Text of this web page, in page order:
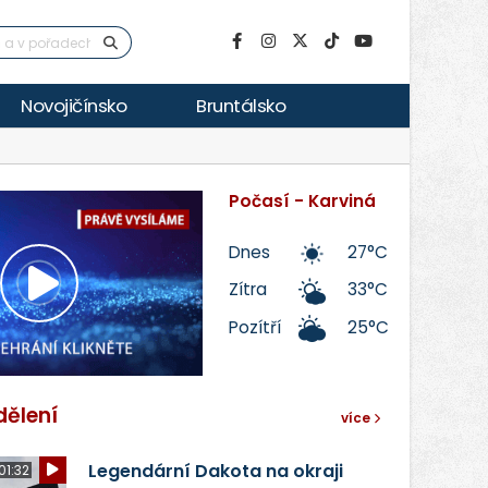
Novojičínsko Bruntálsko
Přehrát
video
Počasí - Karviná
Dnes
27°C
Zítra
33°C
Pozítří
25°C
více
Legendární Dakota na okraji